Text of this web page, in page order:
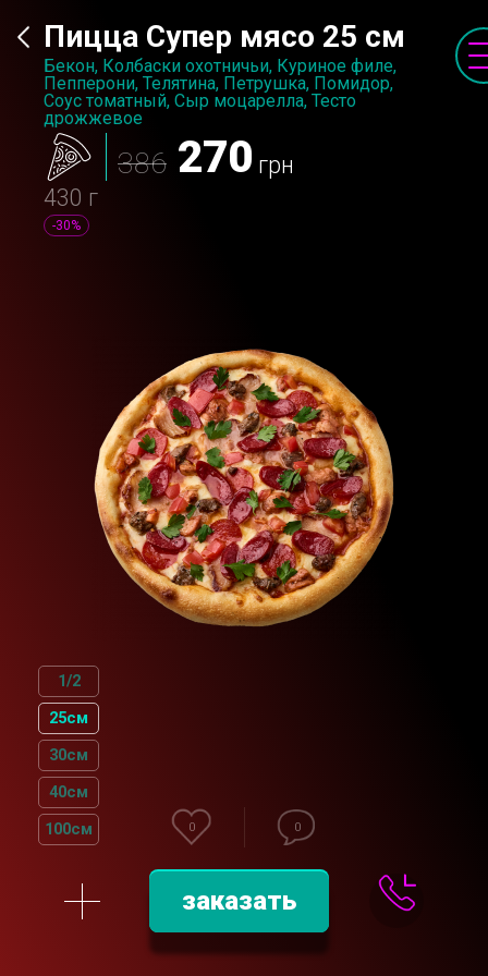
Пицца Супер мясо 25 см
Бекон, Колбаски охотничьи, Куриное филе,
Пепперони, Телятина, Петрушка, Помидор,
Соус томатный, Сыр моцарелла, Тесто
дрожжевое
386 270 грн
430 г
-30%
1/2
25см
30см
40см
100см
0 0
заказать